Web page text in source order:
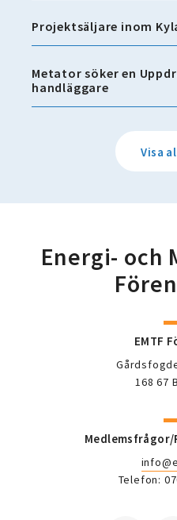
Projektsäljare inom
Metator söker en
handläggare
Visa
Energi- och
EMTF
168 67
Telefon: